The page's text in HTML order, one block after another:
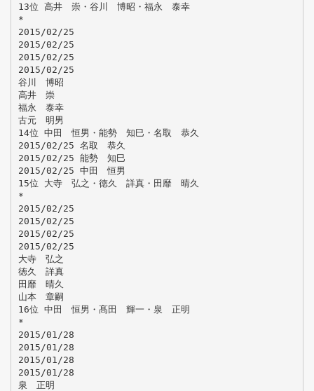
13位 高井 崇・谷川 博昭・福永 泰幸
*
2015/02/25
2015/02/25
2015/02/25
2015/02/25
谷川 博昭
高井 崇
福永 泰幸
古元 明男
14位 中田 恒男・能勢 知巳・名取 恭久
2015/02/25 名取 恭久
2015/02/25 能勢 知巳
2015/02/25 中田 恒男
15位 大寺 弘之・徳久 詳真・田靡 晴久
*
2015/02/25
2015/02/25
2015/02/25
2015/02/25
大寺 弘之
徳久 詳真
田靡 晴久
山本 章嗣
16位 中田 恒男・髙田 輝一・泉 正明
*
2015/01/28
2015/01/28
2015/01/28
2015/01/28
泉 正明